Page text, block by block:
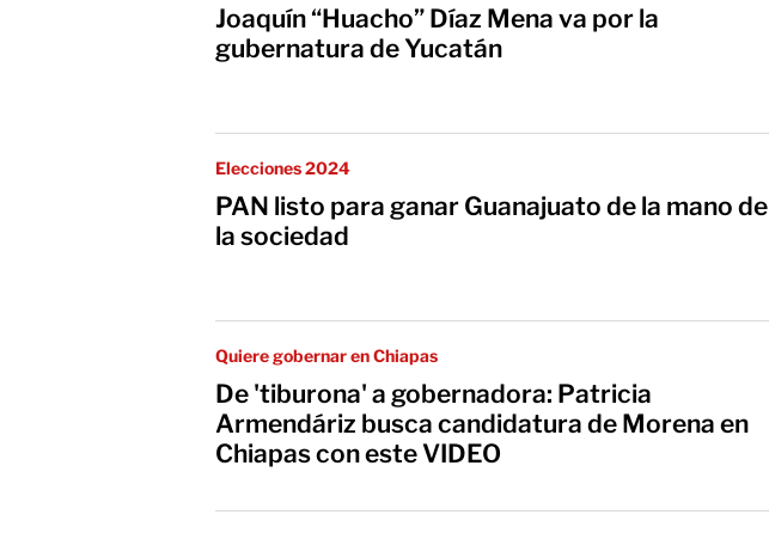
Joaquín “Huacho” Díaz Mena va por la
gubernatura de Yucatán
Elecciones 2024
PAN listo para ganar Guanajuato de la mano de
la sociedad
Quiere gobernar en Chiapas
De 'tiburona' a gobernadora: Patricia
Armendáriz busca candidatura de Morena en
Chiapas con este VIDEO